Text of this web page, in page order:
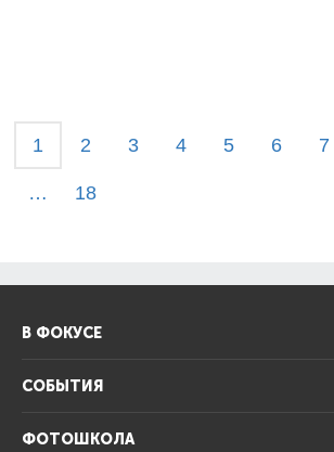
1 2 3 4 5 6 7
… 18
В ФОКУСЕ
СОБЫТИЯ
ФОТОШКОЛА